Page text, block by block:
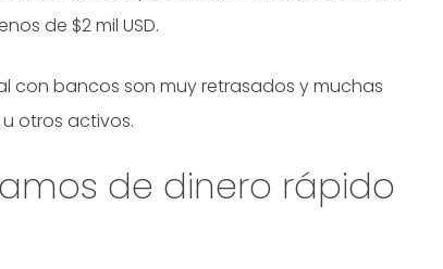
de $2 mil USD.
con bancos son muy retrasados y muchas
otros activos.
de dinero rápido